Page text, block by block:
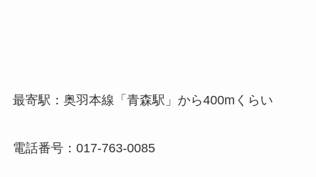
最寄駅：奥羽本線「青森駅」から400mくらい
電話番号：017-763-0085